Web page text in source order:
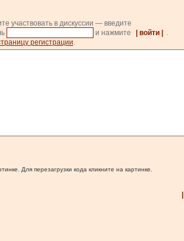
участвовать в дискуссии — введите
и нажмите | войти |
.
регистрации.
Для перезагрузки кода кликните на картинке.